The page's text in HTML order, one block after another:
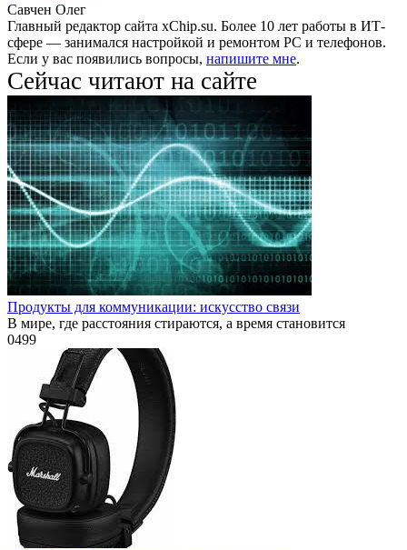
Савчен Олег
Главный редактор сайта xChip.su. Более 10 лет работы в ИТ-
сфере — занимался настройкой и ремонтом PC и телефонов.
Если у вас появились вопросы, напишите мне.
Сейчас читают на сайте
Продукты для коммуникации: искусство связи
В мире, где расстояния стираются, а время становится
0499